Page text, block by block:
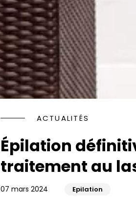
ACTUALITÉS
Épilation
traitement au
07 mars 2024 Epilation